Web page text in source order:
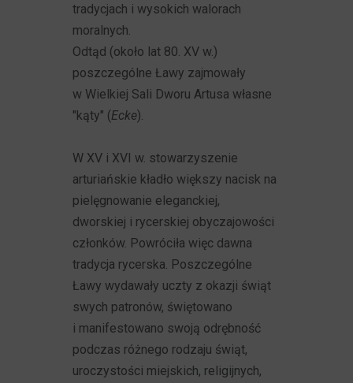
tradycjach i wysokich walorach
moralnych.
Odtąd (około lat 80. XV w.)
poszczególne Ławy zajmowały
w Wielkiej Sali Dworu Artusa własne
"kąty" (Ecke).
W XV i XVI w. stowarzyszenie
arturiańskie kładło większy nacisk na
pielęgnowanie eleganckiej,
dworskiej i rycerskiej obyczajowości
członków. Powróciła więc dawna
tradycja rycerska. Poszczególne
Ławy wydawały uczty z okazji świąt
swych patronów, świętowano
i manifestowano swoją odrębność
podczas różnego rodzaju świąt,
uroczystości miejskich, religijnych,